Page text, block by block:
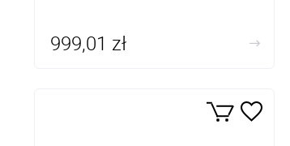
999,01 zł